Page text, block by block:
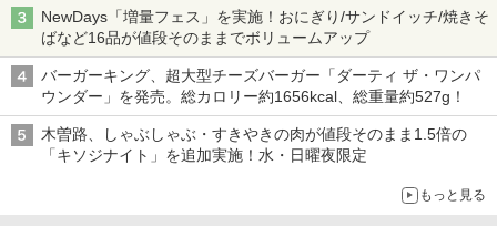
NewDays「増量フェス」を実施！おにぎり/サンドイッチ/焼きそ
ばなど16品が値段そのままでボリュームアップ
バーガーキング、超大型チーズバーガー「ダーティ ザ・ワンパ
ウンダー」を発売。総カロリー約1656kcal、総重量約527g！
木曽路、しゃぶしゃぶ・すきやきの肉が値段そのまま1.5倍の
「キソジナイト」を追加実施！水・日曜夜限定
もっと見る